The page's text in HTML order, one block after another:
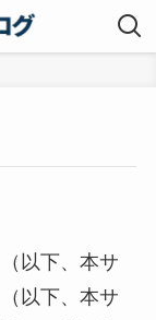
以下、本サ
以下、本サ